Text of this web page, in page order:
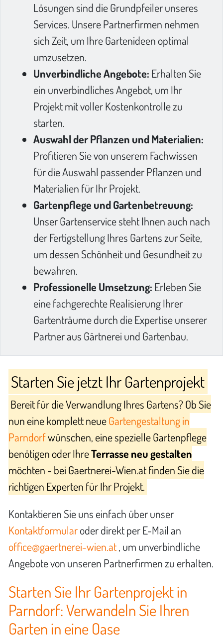
Lösungen sind die Grundpfeiler unseres
Services. Unsere Partnerfirmen nehmen
sich Zeit, um Ihre Gartenideen optimal
umzusetzen.
Unverbindliche Angebote: Erhalten Sie
ein unverbindliches Angebot, um Ihr
Projekt mit voller Kostenkontrolle zu
starten.
Auswahl der Pflanzen und Materialien:
Profitieren Sie von unserem Fachwissen
für die Auswahl passender Pflanzen und
Materialien für Ihr Projekt.
Gartenpflege und Gartenbetreuung:
Unser Gartenservice steht Ihnen auch nach
der Fertigstellung Ihres Gartens zur Seite,
um dessen Schönheit und Gesundheit zu
bewahren.
Professionelle Umsetzung: Erleben Sie
eine fachgerechte Realisierung Ihrer
Gartenträume durch die Expertise unserer
Partner aus Gärtnerei und Gartenbau.
Starten Sie jetzt Ihr Gartenprojekt
Bereit für die Verwandlung Ihres Gartens? Ob Sie
nun eine komplett neueGartengestaltung in
Parndorfwünschen, eine spezielle Gartenpflege
benötigen oder IhreTerrasse neu gestalten
möchten - bei Gaertnerei-Wien.at finden Sie die
richtigen Experten für Ihr Projekt.
Kontaktieren Sie uns einfach über unser
Kontaktformularoder direkt per E-Mail an
office@gaertnerei-wien.at, um unverbindliche
Angebote von unseren Partnerfirmen zu erhalten.
Starten Sie Ihr Gartenprojekt in
Parndorf: Verwandeln Sie Ihren
Garten in eine Oase